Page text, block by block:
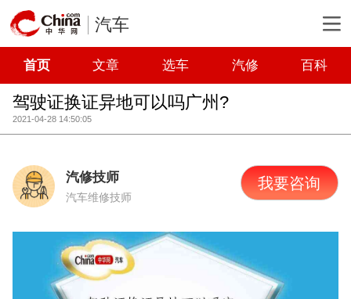
汽车
首页 文章 选车 汽修 百科
驾驶证换证异地可以吗广州?
2021-04-28 14:50:05
汽修技师
汽车维修技师
我要咨询